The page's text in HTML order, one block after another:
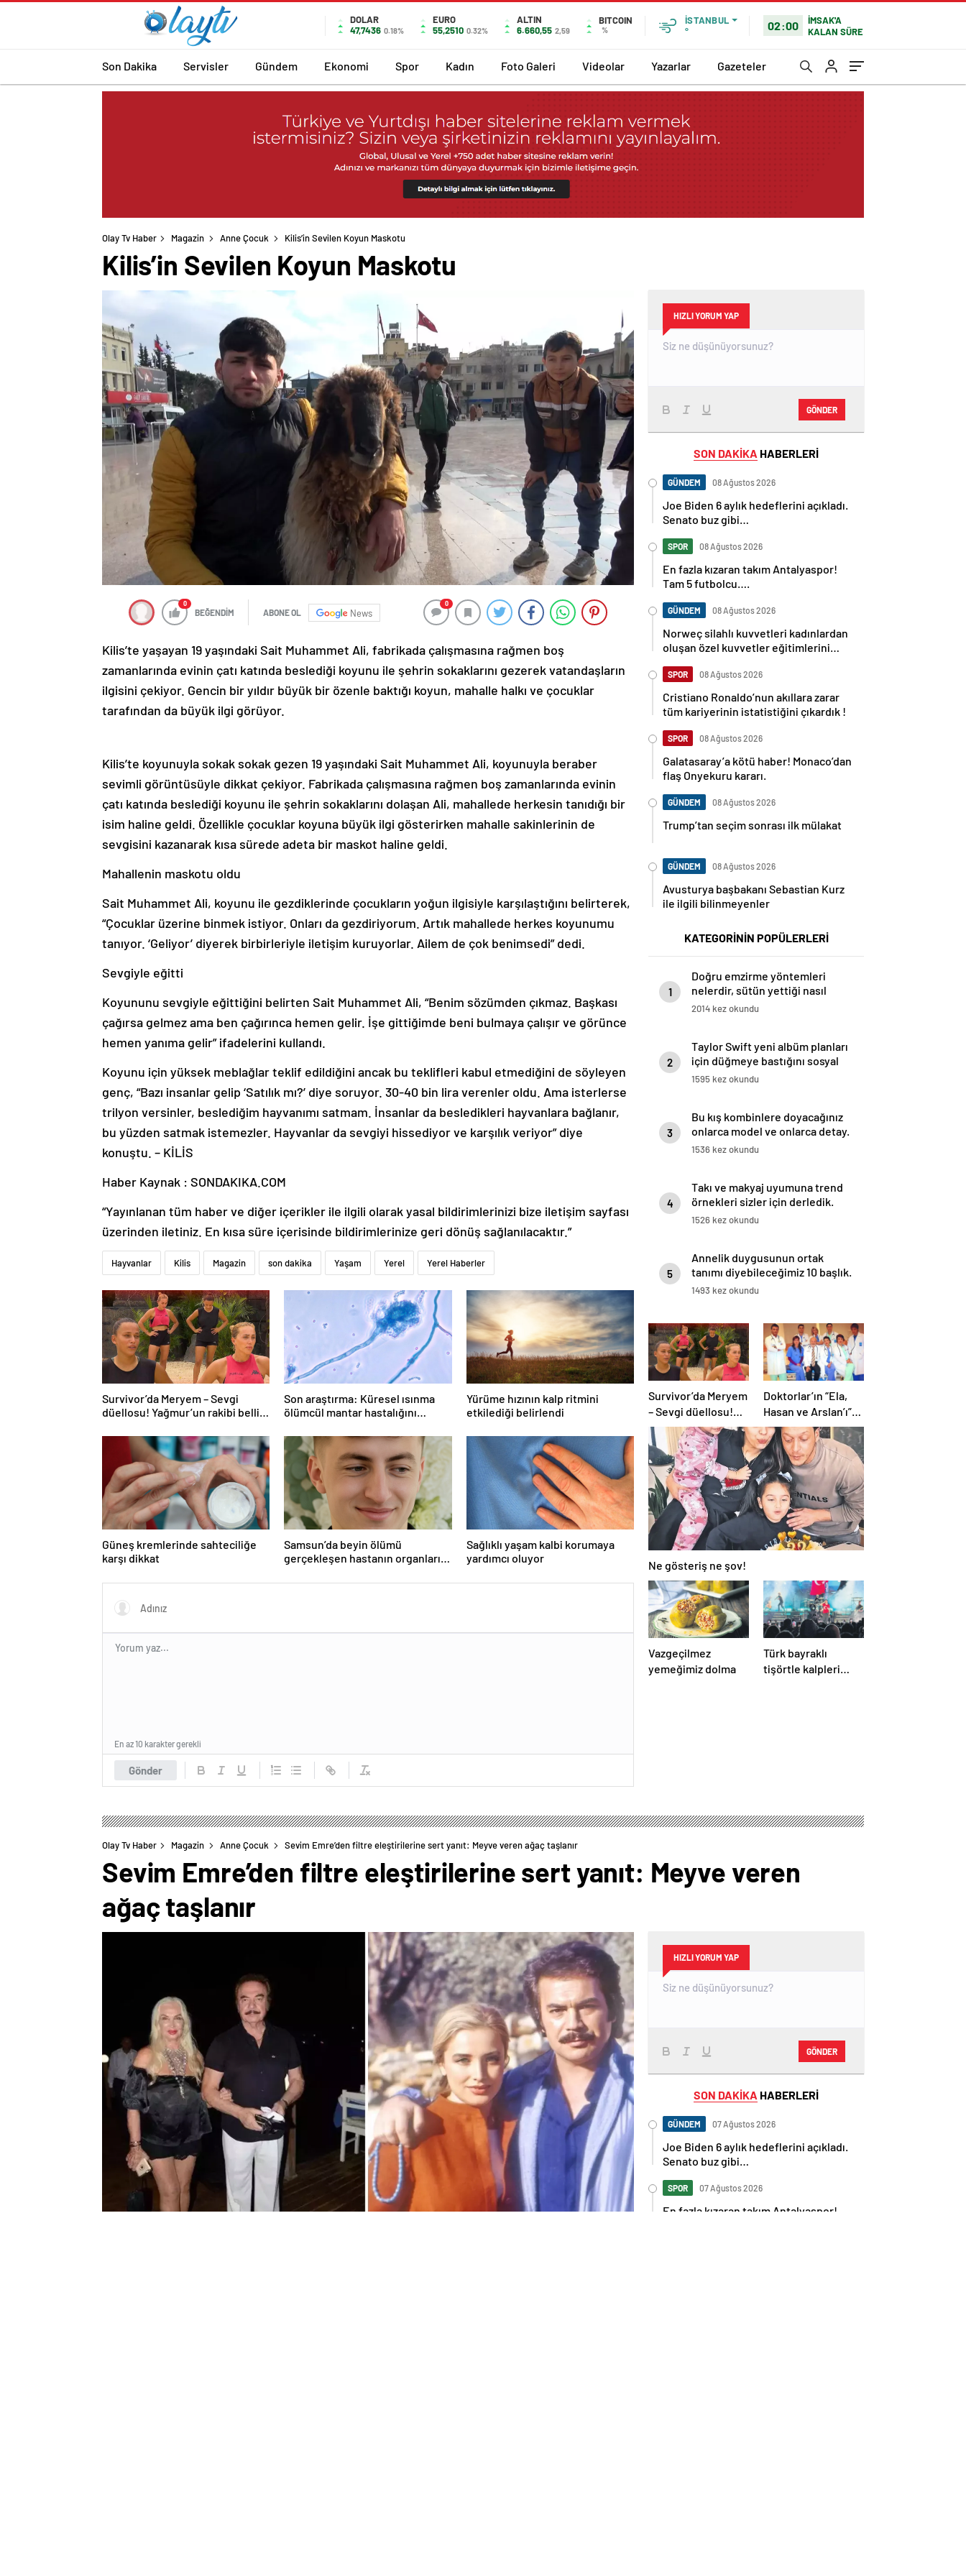
DOLAR
47,7436 0.18%
EURO
55,2510 0.32%
ALTIN
6.660,55 2,59
BITCOIN
%
İSTANBUL
°
02:00
İMSAK'A
KALAN SÜRE
Son Dakika Servisler Gündem Ekonomi Spor Kadın Foto Galeri Videolar Yazarlar Gazeteler
Olay Tv Haber Magazin Anne Çocuk Kilis’in Sevilen Koyun Maskotu
Kilis’in Sevilen Koyun Maskotu
0
BEĞENDİM ABONE OL News
0
Kilis’te yaşayan 19 yaşındaki Sait Muhammet Ali, fabrikada çalışmasına rağmen boş
zamanlarında evinin çatı katında beslediği koyunu ile şehrin sokaklarını gezerek vatandaşların
ilgisini çekiyor. Gencin bir yıldır büyük bir özenle baktığı koyun, mahalle halkı ve çocuklar
tarafından da büyük ilgi görüyor.
Kilis’te koyunuyla sokak sokak gezen 19 yaşındaki Sait Muhammet Ali, koyunuyla beraber
sevimli görüntüsüyle dikkat çekiyor. Fabrikada çalışmasına rağmen boş zamanlarında evinin
çatı katında beslediği koyunu ile şehrin sokaklarını dolaşan Ali, mahallede herkesin tanıdığı bir
isim haline geldi. Özellikle çocuklar koyuna büyük ilgi gösterirken mahalle sakinlerinin de
sevgisini kazanarak kısa sürede adeta bir maskot haline geldi.
Mahallenin maskotu oldu
Sait Muhammet Ali, koyunu ile gezdiklerinde çocukların yoğun ilgisiyle karşılaştığını belirterek,
“Çocuklar üzerine binmek istiyor. Onları da gezdiriyorum. Artık mahallede herkes koyunumu
tanıyor. ‘Geliyor’ diyerek birbirleriyle iletişim kuruyorlar. Ailem de çok benimsedi” dedi.
Sevgiyle eğitti
Koyununu sevgiyle eğittiğini belirten Sait Muhammet Ali, “Benim sözümden çıkmaz. Başkası
çağırsa gelmez ama ben çağırınca hemen gelir. İşe gittiğimde beni bulmaya çalışır ve görünce
hemen yanıma gelir” ifadelerini kullandı.
Koyunu için yüksek meblağlar teklif edildiğini ancak bu teklifleri kabul etmediğini de söyleyen
genç, “Bazı insanlar gelip ‘Satılık mı?’ diye soruyor. 30-40 bin lira verenler oldu. Ama isterlerse
trilyon versinler, beslediğim hayvanımı satmam. İnsanlar da besledikleri hayvanlara bağlanır,
bu yüzden satmak istemezler. Hayvanlar da sevgiyi hissediyor ve karşılık veriyor” diye
konuştu. – KİLİS
Haber Kaynak : SONDAKIKA.COM
“Yayınlanan tüm haber ve diğer içerikler ile ilgili olarak yasal bildirimlerinizi bize iletişim sayfası
üzerinden iletiniz. En kısa süre içerisinde bildirimlerinize geri dönüş sağlanılacaktır.”
Hayvanlar Kilis Magazin son dakika Yaşam Yerel Yerel Haberler
Survivor’da Meryem – Sevgi
düellosu! Yağmur’un rakibi belli
Son araştırma: Küresel ısınma
ölümcül mantar hastalığını
Yürüme hızının kalp ritmini
etkilediği belirlendi
Güneş kremlerinde sahteciliğe
karşı dikkat
Samsun’da beyin ölümü
gerçekleşen hastanın organları
Sağlıklı yaşam kalbi korumaya
yardımcı oluyor
Gönder
En az 10 karakter gerekli
HIZLI YORUM YAP
GÖNDER
SON DAKİKA HABERLERİ
GÜNDEM 08 Ağustos 2026
Joe Biden 6 aylık hedeflerini açıkladı.
Senato buz gibi…
SPOR 08 Ağustos 2026
En fazla kızaran takım Antalyaspor!
Tam 5 futbolcu….
GÜNDEM 08 Ağustos 2026
Norweç silahlı kuvvetleri kadınlardan
oluşan özel kuvvetler eğitimlerini
SPOR 08 Ağustos 2026
Cristiano Ronaldo’nun akıllara zarar
tüm kariyerinin istatistiğini çıkardık !
SPOR 08 Ağustos 2026
Galatasaray’a kötü haber! Monaco’dan
flaş Onyekuru kararı.
GÜNDEM 08 Ağustos 2026
Trump’tan seçim sonrası ilk mülakat
GÜNDEM 08 Ağustos 2026
Avusturya başbakanı Sebastian Kurz
ile ilgili bilinmeyenler
KATEGORİNİN POPÜLERLERİ
1
Doğru emzirme yöntemleri
nelerdir, sütün yettiği nasıl
anlaşılır?
2014 kez okundu
2
Taylor Swift yeni albüm planları
için düğmeye bastığını sosyal
medyadan duyurdu!
1595 kez okundu
3
Bu kış kombinlere doyacağınız
onlarca model ve onlarca detay.
1536 kez okundu
4
Takı ve makyaj uyumuna trend
örnekleri sizler için derledik.
1526 kez okundu
5
Annelik duygusunun ortak
tanımı diyebileceğimiz 10 başlık.
1493 kez okundu
Survivor’da Meryem
– Sevgi düellosu!
Yağmur’un rakibi
belli oldu
Doktorlar’ın “Ela,
Hasan ve Arslan’ı”
26 yıl sonra geri
döndü! Bakın yıllar
onları nasıl
değiştirmiş…
Ne gösteriş ne şov!
Vazgeçilmez
yemeğimiz dolma
Türk bayraklı
tişörtle kalpleri
Olay Tv Haber Magazin Anne Çocuk Sevim Emre’den filtre eleştirilerine sert yanıt: Meyve veren ağaç taşlanır
Sevim Emre’den filtre eleştirilerine sert yanıt: Meyve veren
ağaç taşlanır
HIZLI YORUM YAP
GÖNDER
SON DAKİKA HABERLERİ
GÜNDEM 07 Ağustos 2026
Joe Biden 6 aylık hedeflerini açıkladı.
Senato buz gibi…
SPOR 07 Ağustos 2026
En fazla kızaran takım Antalyaspor!